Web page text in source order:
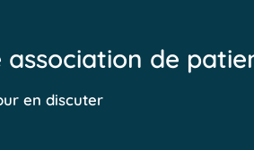
association de
en discuter